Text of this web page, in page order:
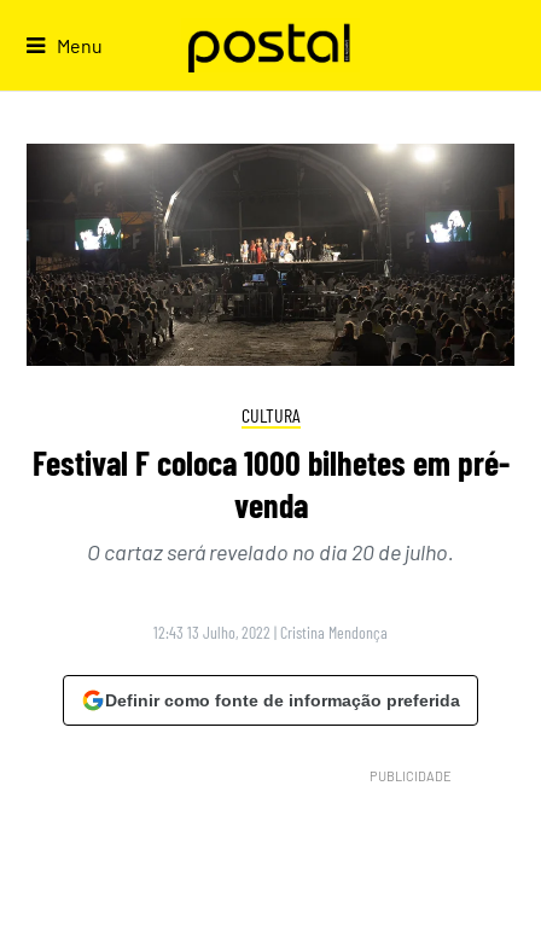
Menu
CULTURA
Festival F coloca 1000 bilhetes em pré-
venda
O cartaz será revelado no dia 20 de julho.
12:43 13 Julho, 2022 | Cristina Mendonça
Definir como fonte de informação preferida